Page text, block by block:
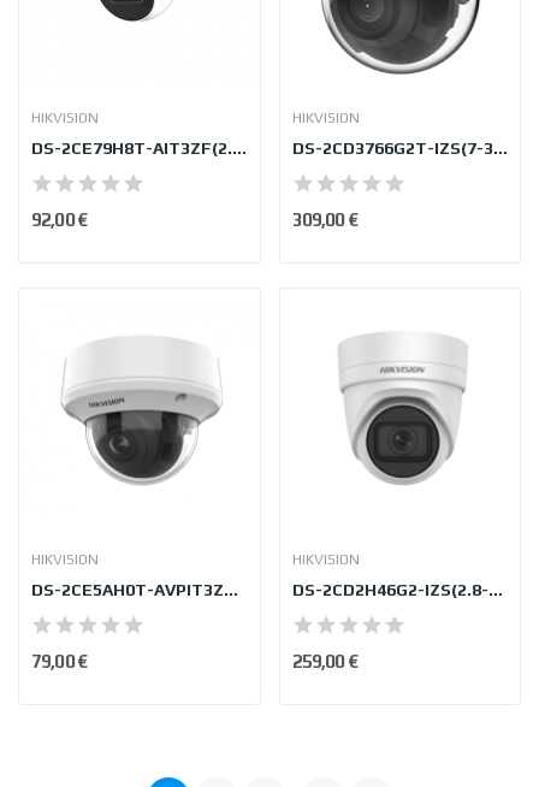
HIKVISION
DS-2CE79H8T-AIT3ZF(2.7-13.5mm)
92,00 €
HIKVISION
DS-2CD3766G2T-IZS(7-35mm)(H)(eF)
309,00 €
HIKVISION
DS-2CE5AH0T-AVPIT3ZF/2.7-13.5mm/C
79,00 €
HIKVISION
DS-2CD2H46G2-IZS(2.8-12mm)(C)
259,00 €